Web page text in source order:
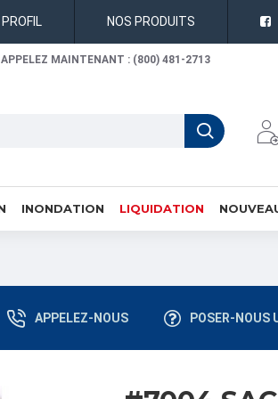
PROFIL NOS PRODUITS
APPELEZ MAINTENANT : (800) 481-2713
INONDATION LIQUIDATION
APPELEZ-NOUS POSER-NOUS